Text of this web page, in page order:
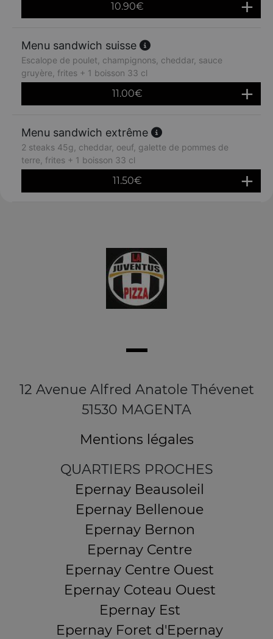
10.90€
Menu sandwich suisse
Escalope de poulet, champignons, cheddar, sauce
gruyère, frites + 1 boisson 33 cl
11.00€
Menu sandwich extrême
2 steaks 45g, cheddar, oeuf, galette de pommes de
terre, frites + 1 boisson 33 cl
11.50€
12 Avenue Alfred Anatole Thévenet
51530 MAGENTA
Mentions légales
QUARTIERS PROCHES
Epernay Beausoleil
Epernay Bellenoue
Epernay Bernon
Epernay Centre
Epernay Centre Ouest
Epernay Coteau Ouest
Epernay Est
Epernay Foret d'Epernay